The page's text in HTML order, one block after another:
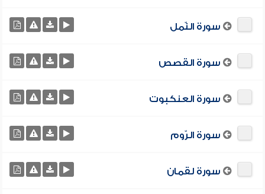
سورة النّمل
سورة القصص
سورة العنكبوت
سورة الرّوم
سورة لقمان